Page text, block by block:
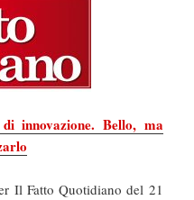
innovazione. Bello, ma
Il Fatto Quotidiano del 21